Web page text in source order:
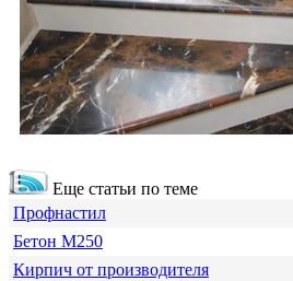
Еще статьи по теме
Профнастил
Бетон М250
Кирпич от производителя